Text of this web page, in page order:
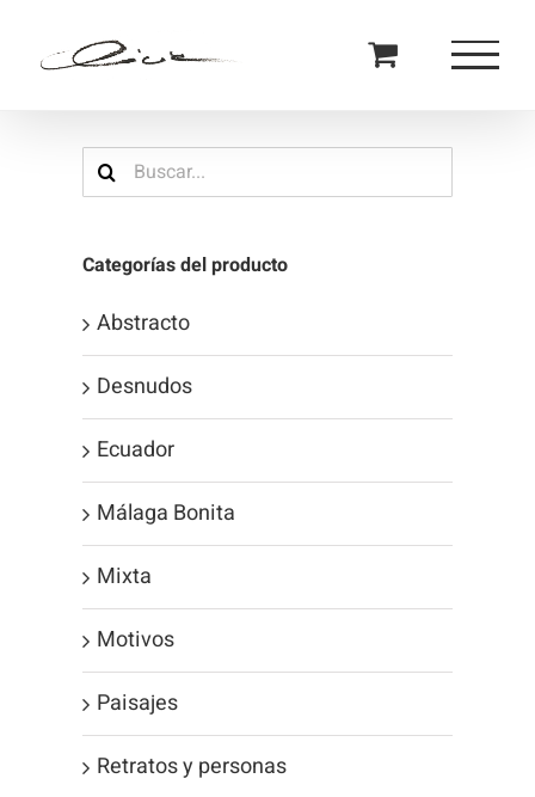
Buscar:
Categorías del producto
Abstracto
Desnudos
Ecuador
Málaga Bonita
Mixta
Motivos
Paisajes
Retratos y personas